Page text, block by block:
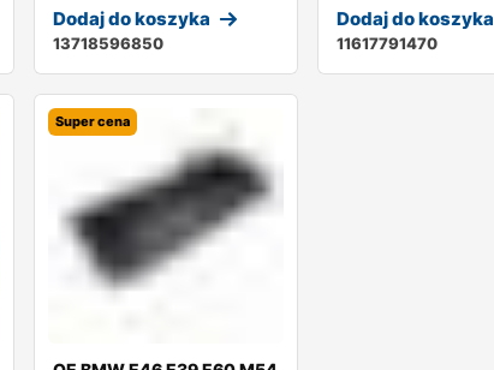
Dodaj do koszyka
13718596850
Dodaj do koszyka
11617791470
Super cena